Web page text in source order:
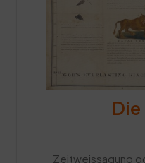
Die
Zeitweissagung